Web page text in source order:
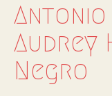
Antonio
Audrey
Negro